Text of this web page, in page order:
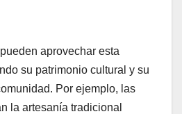
aprovechar esta
su patrimonio cultural y su
Por ejemplo, las
la artesanía tradicional